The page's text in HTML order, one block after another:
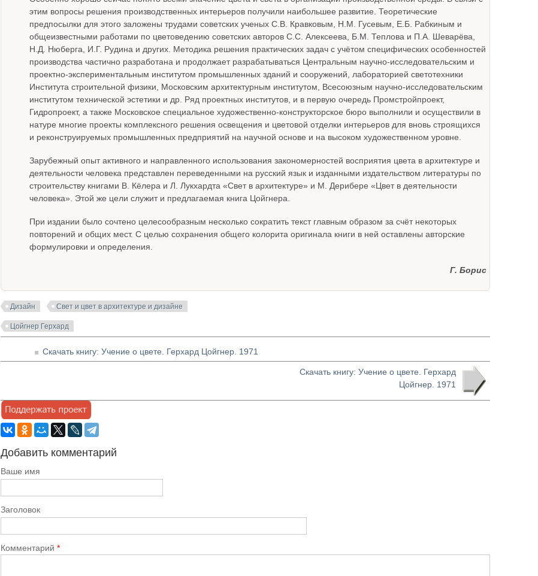
этим вопросы решения производственных интерьеров получили наибольшее развитие. Теоретические
предпосылки для этого заложены трудами советских ученых С.В. Кравковым, H.М. Гусевым, Е.Б. Рабкиным и
общеизвестными работами по цветоведению советских авторов С.С. Алексеева, Б.М. Теплова и П.А. Шеварёва,
Н.Д. Нюберга, И.Г. Рудина и других. Методика решения практических задач с учётом специфических особенностей
производства частично разработана и продолжает разрабатываться Центральным научно-исследовательским и
проектно-экспериментальным институтом промышленных зданий и сооружений, лабораторией светотехники
Института строительной физики, Московским архитектурным институтом, Всесоюзным научно-исследовательским
институтом технической эстетики и др. Ряд проектных институтов, и в первую очередь Промстройпроект,
Гидропроект, а также Московское специальное художественно-конструкторское бюро выполнили и осуществили в
натуре многие проекты комплексного решения освещения и цветовой отделки интерьеров для вновь строящихся
и реконструируемых промышленных предприятий на научной основе и на высоком художественном уровне.
Зарубежный опыт активного и направленного использования закономерностей восприятия цвета в архитектуре и
деятельности человека представлен переведенными на русский язык и изданными издательством литературы по
строительству книгами В. Кёлера и Л. Лукхардта «Свет в архитектуре» и М. Дерибере «Цвет в деятельности
человека». Этой же цели служит и предлагаемая книга Цойгнера.
При издании было сочтено целесообразным несколько сократить текст главным образом за счёт некоторых
повторений и общих мест. С целью сохранения общего колорита оригинала книги в ней оставлены авторские
формулировки и определения.
Г. Борис
Дизайн Свет и цвет в архитектуре и дизайне
Цойгнер Герхард
Скачать книгу: Учение о цвете. Герхард Цойгнер. 1971
Скачать книгу: Учение о цвете. Герхард
Цойгнер. 1971
Добавить комментарий
Ваше имя
Заголовок
Комментарий*